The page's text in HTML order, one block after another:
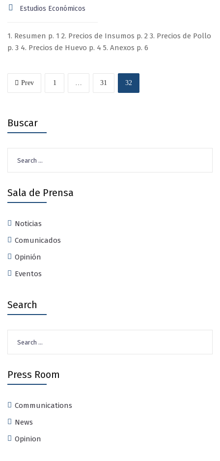
Estudios Económicos
1. Resumen p. 1 2. Precios de Insumos p. 2 3. Precios de Pollo
p. 3 4. Precios de Huevo p. 4 5. Anexos p. 6
Prev 1 … 31 32
Buscar
for:
Sala de Prensa
Noticias
Comunicados
Opinión
Eventos
Search
for:
Press Room
Communications
News
Opinion